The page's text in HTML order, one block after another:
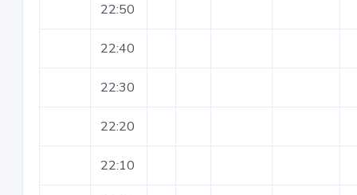
22:50
22:40
22:30
22:20
22:10